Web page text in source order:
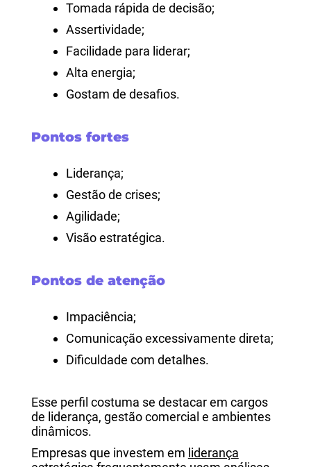
Tomada rápida de decisão;
Assertividade;
Facilidade para liderar;
Alta energia;
Gostam de desafios.
Pontos fortes
Liderança;
Gestão de crises;
Agilidade;
Visão estratégica.
Pontos de atenção
Impaciência;
Comunicação excessivamente direta;
Dificuldade com detalhes.
Esse perfil costuma se destacar em cargos
de liderança, gestão comercial e ambientes
dinâmicos.
Empresas que investem em liderança